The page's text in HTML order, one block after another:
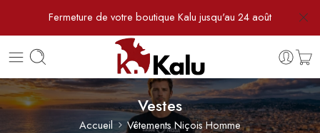
Fermeture de votre boutique Kalu jusqu'au 24 août
Vestes
Accueil Vêtements Niçois Homme